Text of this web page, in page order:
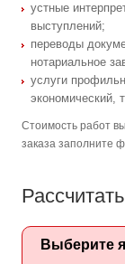
устные
выступлений;
переводы
нотариальное
услуги
экономический,
Стоимость работ
заказа заполните
Выберите